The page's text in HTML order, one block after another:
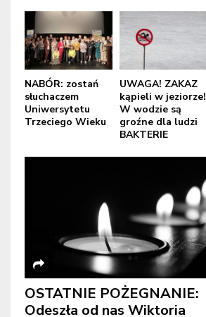
NABÓR: zostań
słuchaczem
Uniwersytetu
Trzeciego Wieku
UWAGA! ZAKAZ
kąpieli w jeziorze!
W wodzie są
groźne dla ludzi
BAKTERIE
OSTATNIE POŻEGNANIE:
Odeszła od nas Wiktoria